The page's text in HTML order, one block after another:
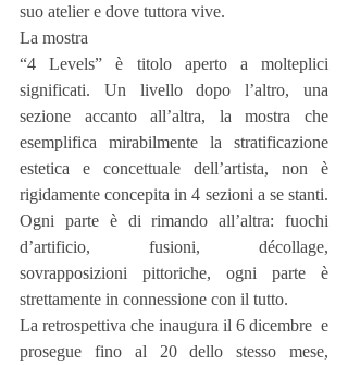
suo atelier e dove tuttora vive.
La mostra
“4 Levels” è titolo aperto a molteplici
significati. Un livello dopo l’altro, una
sezione accanto all’altra, la mostra che
esemplifica mirabilmente la stratificazione
estetica e concettuale dell’artista, non è
rigidamente concepita in 4 sezioni a se stanti.
Ogni parte è di rimando all’altra: fuochi
d’artificio, fusioni, décollage,
sovrapposizioni pittoriche, ogni parte è
strettamente in connessione con il tutto.
La retrospettiva che inaugura il 6 dicembre  e
prosegue fino al 20 dello stesso mese,